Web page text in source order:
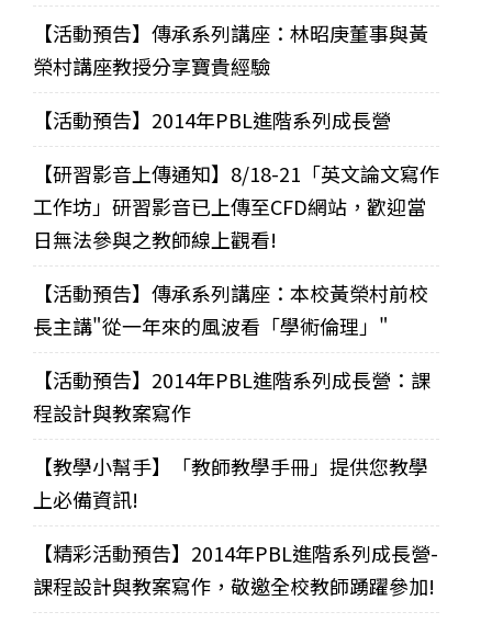
【活動預告】傳承系列講座：林昭庚董事與黃
榮村講座教授分享寶貴經驗
【活動預告】2014年PBL進階系列成長營
【研習影音上傳通知】8/18-21「英文論文寫作
工作坊」研習影音已上傳至CFD網站，歡迎當
日無法參與之教師線上觀看!
【活動預告】傳承系列講座：本校黃榮村前校
長主講"從一年來的風波看「學術倫理」"
【活動預告】2014年PBL進階系列成長營：課
程設計與教案寫作
【教學小幫手】「教師教學手冊」提供您教學
上必備資訊!
【精彩活動預告】2014年PBL進階系列成長營-
課程設計與教案寫作，敬邀全校教師踴躍參加!